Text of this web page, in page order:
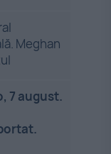
Meghan
7 august.